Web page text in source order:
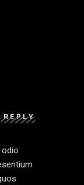
REPLY